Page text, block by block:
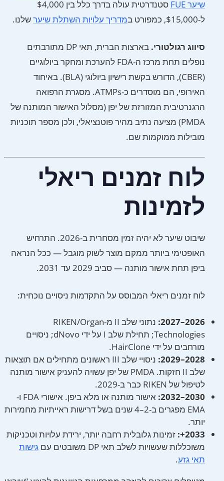
שיער FUE
סטנדרטית עולה בדרך כלל בין $4,000
ל-$15,000, כמפורט ב
מדריך עלויות השתלת שיערשלנו.
סיווג רגולטורי.
בארצות הברית, תאי DP מתורבתים
נופלים תחת מרכז ה-FDA להערכת ומחקר ביולוגיים
(CBER), הדורש בקשת רישיון ביולוגי (BLA). באיחוד
האירופי, הם מוסדרים כ-ATMPs. מסגרת הרפואה
הרגנרטיבית המזורזת של יפן (מסלול האישור המותנה של
PMDA) מציעה נתיב מהיר פוטנציאלי, ולכן מספר תוכניות
מובילות ממוקמות שם.
לוח זמנים ריאלי
לזמינות
שיבוט שיער לא יהיה זמין מסחרית ב-2026. התרחיש
האופטימי ביותר ממקם מוצר לשוק מוגבל — ככל הנראה
ביפן תחת אישור מותנה — סביב 2029 עד 2031.
לוח זמנים ריאלי המבוסס על התקדמות ניסויים נוכחית:
2026–2027:
נתוני שלב II מ-RIKEN/Organ
Technologies; תחילת שלב I על ידי dNovo; ניסויים
מורחבים על ידי HairClone.
2028–2029:
ניסויי שלב III ראשונים מתחילים אם תוצאות
שלב II חזקות. PMDA של יפן עשויה להעניק אישור מותנה
לטיפול של RIKEN כבר ב-2029.
2030–2032:
אישור מותנה או מלא ביפן. אישורי FDA ו-
EMA מפגרים ב-2–4 שנים בשל דרישות ראייתיות מחמירות
יותר.
2033+:
זמינות גלובלית רחבה יותר, ירידת עלויות וטכניקות
משוכללות שעשויות לשלב תאי DP משובטים עם
גישות
תאי גזע.